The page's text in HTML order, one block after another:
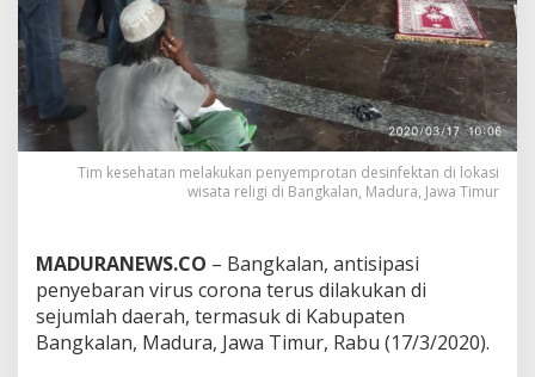
Tim kesehatan melakukan penyemprotan desinfektan di lokasi
wisata religi di Bangkalan, Madura, Jawa Timur
MADURANEWS.CO – Bangkalan, antisipasi
penyebaran virus corona terus dilakukan di
sejumlah daerah, termasuk di Kabupaten
Bangkalan, Madura, Jawa Timur, Rabu (17/3/2020).